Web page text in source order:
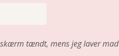
tændt, mens jeg laver mad